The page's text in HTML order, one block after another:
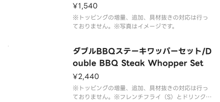
¥1,540
※トッピングの増量、追加、具材抜きの対応は行っ
ておりません。※写真はイメージです。
ダブルBBQステーキワッパーセット/D
ouble BBQ Steak Whopper Set
¥2,440
※トッピングの増量、追加、具材抜きの対応は行っ
ておりません。※フレンチフライ（S）とドリンク